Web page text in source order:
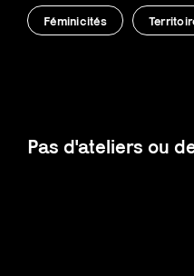
Féminicités
Pas d'ateliers ou